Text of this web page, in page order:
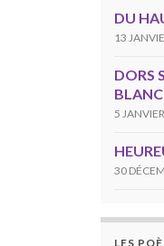
DU
13
DORS
5
30
LES